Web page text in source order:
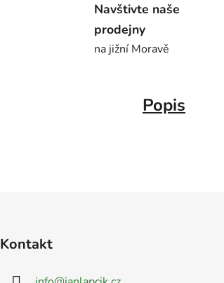
Navštivte naše
prodejny
na jižní Moravě
Popis
Kontakt